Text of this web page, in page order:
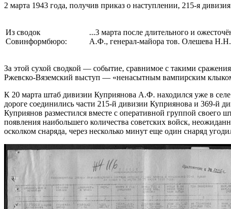
2 марта 1943 года, получив приказ о наступлении, 215-я
Из сводок
Совинформбюро:
...3 марта после длительного и
А.Ф., генерал-майора тов. Олешева
За этой сухой сводкой — событие, сравнимое с такими
Ржевско-Вяземский выступ — «ненасытным вампирским
К 20 марта штаб дивизии Куприянова А.Ф. находился уже в
дороге соединились части 215-й дивизии Куприянова и 369-й
Куприянов разместился вместе с оперативной группой своего
появления наибольшего количества советских войск,
осколком снаряда, через несколько минут еще один снаряд